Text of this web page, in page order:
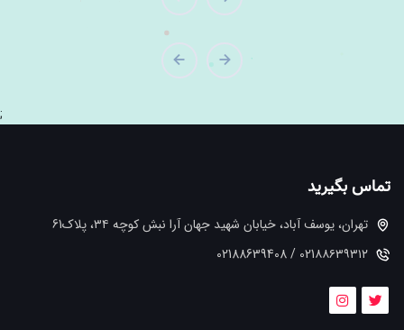
;
تماس بگیرید
تهران، یوسف آباد، خیابان شهید جهان آرا نبش کوچه ۳۴، پلاک61
021۸۸۶۳۹۳۱۲ / 02188639408